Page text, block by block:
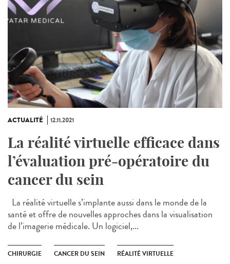
ACTUALITÉ 12.11.2021
La réalité virtuelle efficace dans
l’évaluation pré-opératoire du
cancer du sein
La réalité virtuelle s’implante aussi dans le monde de la
santé et offre de nouvelles approches dans la visualisation
de l’imagerie médicale. Un logiciel,...
CHIRURGIE CANCER DU SEIN RÉALITÉ VIRTUELLE